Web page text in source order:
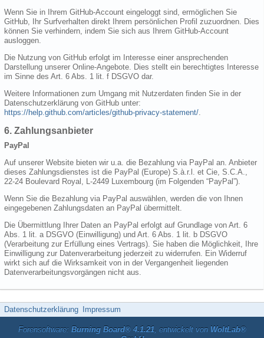
Wenn Sie in Ihrem GitHub-Account eingeloggt sind, ermöglichen Sie
GitHub, Ihr Surfverhalten direkt Ihrem persönlichen Profil zuzuordnen. Dies
können Sie verhindern, indem Sie sich aus Ihrem GitHub-Account
ausloggen.
Die Nutzung von GitHub erfolgt im Interesse einer ansprechenden
Darstellung unserer Online-Angebote. Dies stellt ein berechtigtes Interesse
im Sinne des Art. 6 Abs. 1 lit. f DSGVO dar.
Weitere Informationen zum Umgang mit Nutzerdaten finden Sie in der
Datenschutzerklärung von GitHub unter:
https://help.github.com/articles/github-privacy-statement/
6. Zahlungsanbieter
PayPal
Auf unserer Website bieten wir u.a. die Bezahlung via PayPal an. Anbieter
dieses Zahlungsdienstes ist die PayPal (Europe) S.à.r.l. et Cie, S.C.A.,
22-24 Boulevard Royal, L-2449 Luxembourg (im Folgenden “PayPal”).
Wenn Sie die Bezahlung via PayPal auswählen, werden die von Ihnen
eingegebenen Zahlungsdaten an PayPal übermittelt.
Die Übermittlung Ihrer Daten an PayPal erfolgt auf Grundlage von Art. 6
Abs. 1 lit. a DSGVO (Einwilligung) und Art. 6 Abs. 1 lit. b DSGVO
(Verarbeitung zur Erfüllung eines Vertrags). Sie haben die Möglichkeit, Ihre
Einwilligung zur Datenverarbeitung jederzeit zu widerrufen. Ein Widerruf
wirkt sich auf die Wirksamkeit von in der Vergangenheit liegenden
Datenverarbeitungsvorgängen nicht aus.
Datenschutzerklärung Impressum
Forensoftware: Burning Board® 4.1.21, entwickelt von WoltLab®